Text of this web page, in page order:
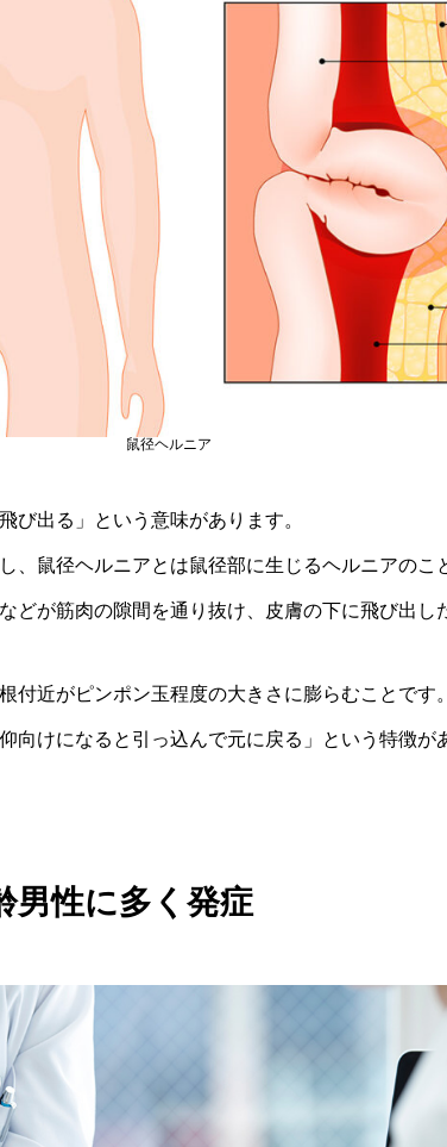
鼠径ヘルニア
び出る」という意味があります。
、鼠径ヘルニアとは鼠径部に生じるヘルニアのこ
どが筋肉の隙間を通り抜け、皮膚の下に飛び出し
付近がピンポン玉程度の大きさに膨らむことです
向けになると引っ込んで元に戻る」という特徴が
男性に多く発症